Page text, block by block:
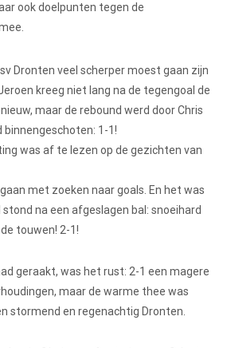
ook doelpunten tegen de
Dronten veel scherper moest gaan zijn
kreeg niet lang na de tegengoal de
maar de rebound werd door Chris
binnengeschoten: 1-1!
was af te lezen op de gezichten van
met zoeken naar goals. En het was
na een afgeslagen bal: snoeihard
touwen! 2-1!
geraakt, was het rust: 2-1 een magere
maar de warme thee was
stormend en regenachtig Dronten.